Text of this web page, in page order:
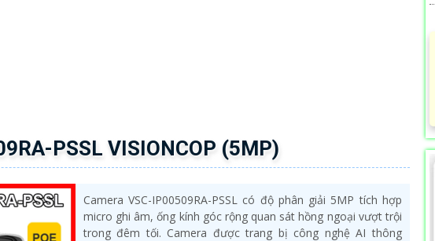
PSSL VISIONCOP (5MP)
Camera VSC-IP00509RA-PSSL có độ phân giải 5MP tích hợp
micro ghi âm, ống kính góc rộng quan sát hồng ngoại vượt trội
trong đêm tối. Camera được trang bị công nghệ AI thông